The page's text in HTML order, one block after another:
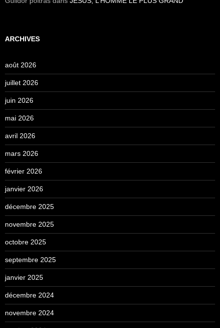
ARCHIVES
août 2026
juillet 2026
juin 2026
mai 2026
avril 2026
mars 2026
février 2026
janvier 2026
décembre 2025
novembre 2025
octobre 2025
septembre 2025
janvier 2025
décembre 2024
novembre 2024